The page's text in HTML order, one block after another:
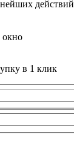
действий
в 1 клик